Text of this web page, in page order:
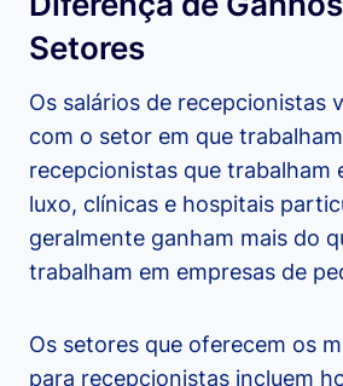
Setores
Os salários de recepcionistas
com o setor em que
recepcionistas que trabalham
luxo, clínicas e hospitais
geralmente ganham mais do
trabalham em empresas de
Os setores que oferecem os
para recepcionistas incluem